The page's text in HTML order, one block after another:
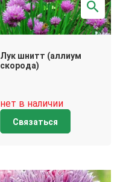
Лук шнитт (аллиум
скорода)
нет в наличии
Связаться